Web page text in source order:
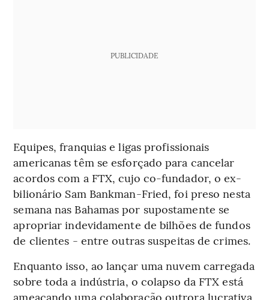
PUBLICIDADE
Equipes, franquias e ligas profissionais
americanas têm se esforçado para cancelar
acordos com a FTX, cujo co-fundador, o ex-
bilionário Sam Bankman-Fried, foi preso nesta
semana nas Bahamas por supostamente se
apropriar indevidamente de bilhões de fundos
de clientes - entre outras suspeitas de crimes.
Enquanto isso, ao lançar uma nuvem carregada
sobre toda a indústria, o colapso da FTX está
ameaçando uma colaboração outrora lucrativa